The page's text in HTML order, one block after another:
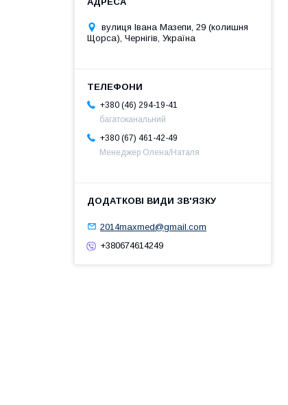
вулиця Івана Мазепи, 29 (колишня
Щорса), Чернігів, Україна
+380 (46) 294-19-41
багатоканальний
+380 (67) 461-42-49
Менеджер Олена/Наталя
2014maxmed@gmail.com
+380674614249